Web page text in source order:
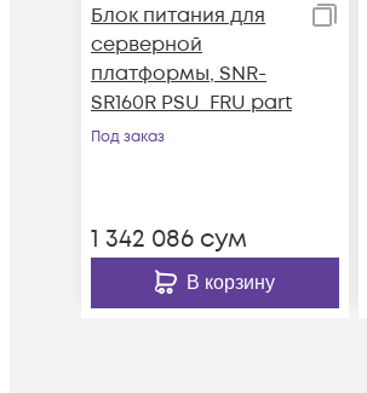
Блок питания для
серверной
платформы, SNR-
SR160R PSU_FRU part
Под заказ
1 342 086 сум
В корзину